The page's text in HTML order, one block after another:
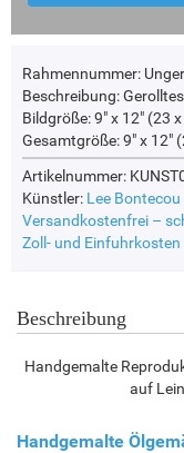
Rahmennummer:
Beschreibung:
Bildgröße:9" x 12" (23
Gesamtgröße:9" x 12"
Artikelnummer:
Künstler: Lee Bontecou
Versandkostenfrei –
Zoll- und
Beschreibung
Handgemalte
auf
Handgemalte